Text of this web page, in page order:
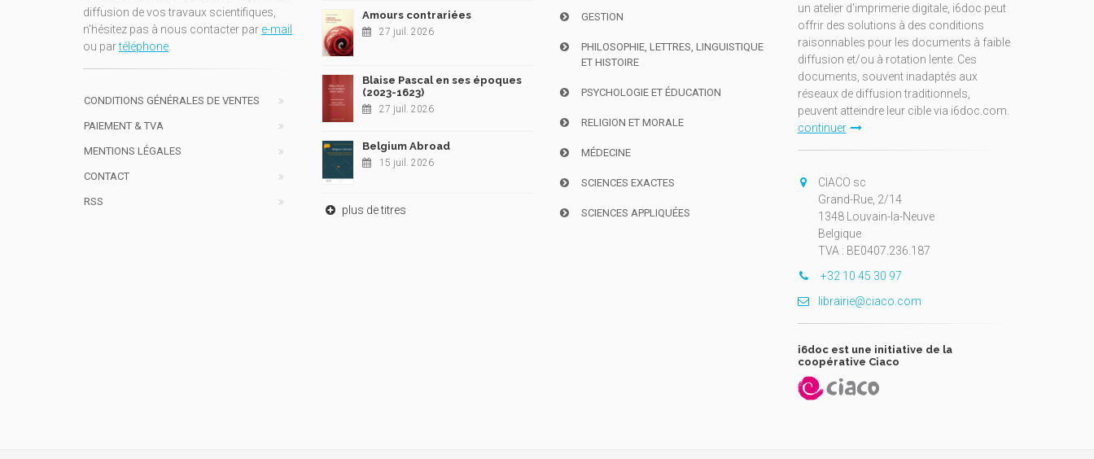
diffusion de vos travaux scientifiques,
n'hésitez pas à nous contacter par e-mail
ou partéléphone.
CONDITIONS GÉNÉRALES DE VENTES
PAIEMENT & TVA
MENTIONS LÉGALES
CONTACT
RSS
Amours contrariées
27 juil. 2026
Blaise Pascal en ses époques
(2023-1623)
27 juil. 2026
Belgium Abroad
15 juil. 2026
plus de titres
GESTION
PHILOSOPHIE, LETTRES, LINGUISTIQUE
ET HISTOIRE
PSYCHOLOGIE ET ÉDUCATION
RELIGION ET MORALE
MÉDECINE
SCIENCES EXACTES
SCIENCES APPLIQUÉES
un atelier d'imprimerie digitale, i6doc peut
offrir des solutions à des conditions
raisonnables pour les documents à faible
diffusion et/ou à rotation lente. Ces
documents, souvent inadaptés aux
réseaux de diffusion traditionnels,
peuvent atteindre leur cible via i6doc.com.
continuer
CIACO sc
Grand-Rue, 2/14
1348 Louvain-la-Neuve
Belgique
TVA : BE0407.236.187
+32 10 45 30 97
librairie@ciaco.com
i6doc est une initiative de la
coopérative Ciaco